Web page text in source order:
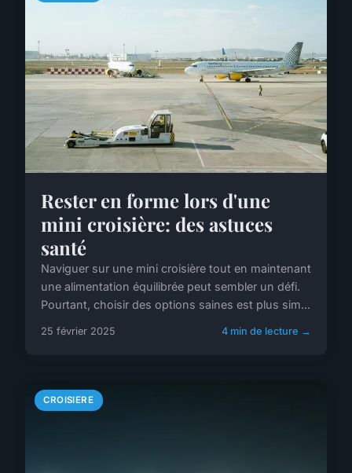
Rester en forme lors d'une
mini croisière: des astuces
santé
Naviguer sur une mini croisière tout en maintenant
une alimentation équilibrée peut sembler un défi.
Pourtant, choisir des options saines est plus sim...
25 février 2025 4 min de lecture →
CROISIERE